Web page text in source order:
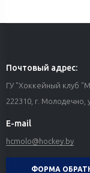
Почтовый адрес:
ГУ "Хоккейный клуб
222310, г. Молодечно,
E-mail
hcmolo@hockey.by
ФОРМА